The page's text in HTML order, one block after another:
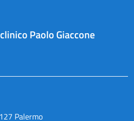
Paolo Giaccone
Palermo